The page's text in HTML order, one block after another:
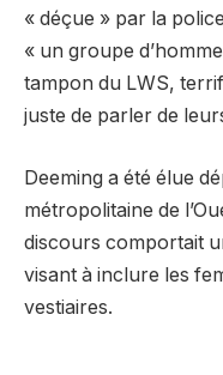
« déçue » par la
« un groupe
tampon du LWS,
juste de parler de
Deeming a été élue
métropolitaine de
discours comportait
visant à inclure les
vestiaires.